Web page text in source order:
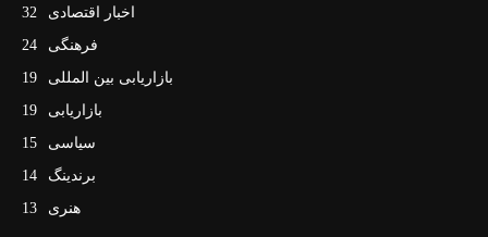
اخبار اقتصادی
32
فرهنگی
24
بازاریابی بین المللی
19
بازاریابی
19
سیاسی
15
برندینگ
14
هنری
13